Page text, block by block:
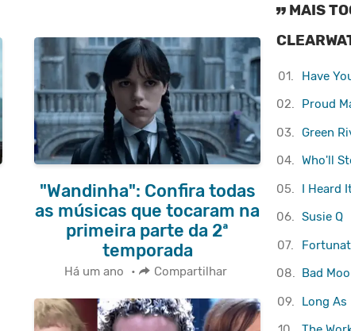
"Wandinha": Confira todas
as músicas que tocaram na
primeira parte da 2ª
temporada
Há um ano • Compartilhar
MAIS
01.
Have
02.
Proud
03.
Green
04. Who'll
05.
I Heard
06. Susie Q
07.
08. Bad
09.
Long As